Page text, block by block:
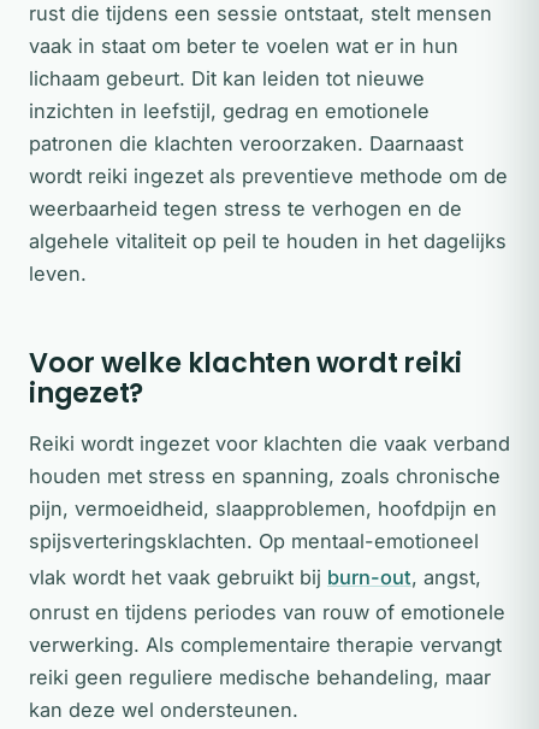
rust die tijdens een sessie ontstaat, stelt mensen
vaak in staat om beter te voelen wat er in hun
lichaam gebeurt. Dit kan leiden tot nieuwe
inzichten in leefstijl, gedrag en emotionele
patronen die klachten veroorzaken. Daarnaast
wordt reiki ingezet als preventieve methode om de
weerbaarheid tegen stress te verhogen en de
algehele vitaliteit op peil te houden in het dagelijks
leven.
Voor welke klachten wordt reiki
ingezet?
Reiki wordt ingezet voor klachten die vaak verband
houden met stress en spanning, zoals chronische
pijn, vermoeidheid, slaapproblemen, hoofdpijn en
spijsverteringsklachten. Op mentaal-emotioneel
vlak wordt het vaak gebruikt bij burn-out, angst,
onrust en tijdens periodes van rouw of emotionele
verwerking. Als complementaire therapie vervangt
reiki geen reguliere medische behandeling, maar
kan deze wel ondersteunen.